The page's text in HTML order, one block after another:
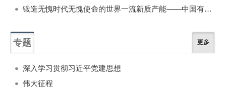
锻造无愧时代无愧使命的世界一流新质产能——中国有色金属工业的战略应对与破局之道（二）
专题 更多
深入学习贯彻习近平党建思想
伟大征程